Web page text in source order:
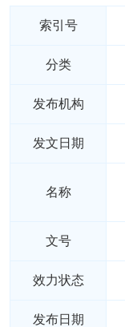
索引号
分类
发布机构
发文日期
名称
文号
效力状态
发布日期